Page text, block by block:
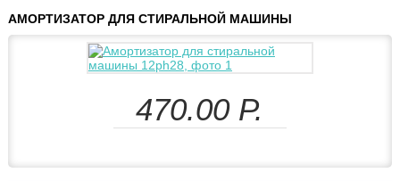
АМОРТИЗАТОР ДЛЯ СТИРАЛЬНОЙ МАШИНЫ
470.00Р.